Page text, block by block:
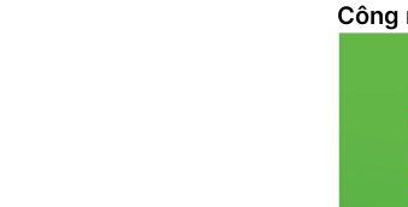
Công